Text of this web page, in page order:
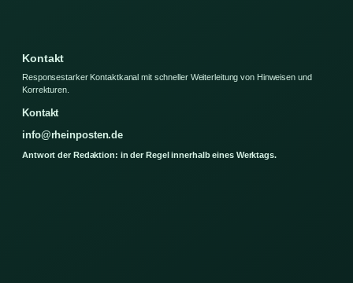
Kontakt
Responsestarker Kontaktkanal mit schneller Weiterleitung von Hinweisen und
Korrekturen.
Kontakt
info@rheinposten.de
Antwort der Redaktion: in der Regel innerhalb eines Werktags.